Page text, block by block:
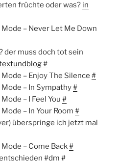
früchte oder was? in
– Never Let Me Down
der muss doch tot sein
#
– Enjoy The Silence #
– In Sympathy#
– I Feel You #
– In Your Room #
überspringe ich jetzt mal
– Come Back#
#dm #